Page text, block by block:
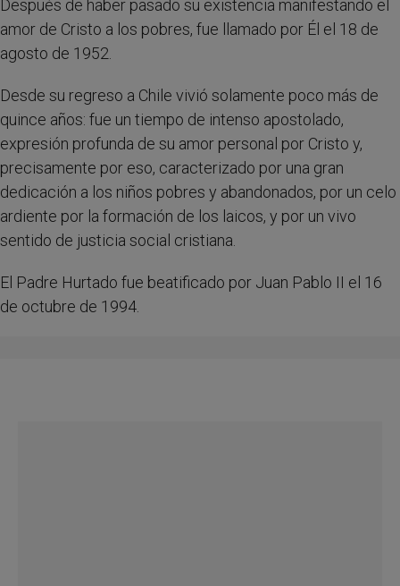
Después de haber pasado su existencia manifestando el
amor de Cristo a los pobres, fue llamado por Él el 18 de
agosto de 1952.
Desde su regreso a Chile vivió solamente poco más de
quince años: fue un tiempo de intenso apostolado,
expresión profunda de su amor personal por Cristo y,
precisamente por eso, caracterizado por una gran
dedicación a los niños pobres y abandonados, por un celo
ardiente por la formación de los laicos, y por un vivo
sentido de justicia social cristiana.
El Padre Hurtado fue beatificado por Juan Pablo II el 16
de octubre de 1994.